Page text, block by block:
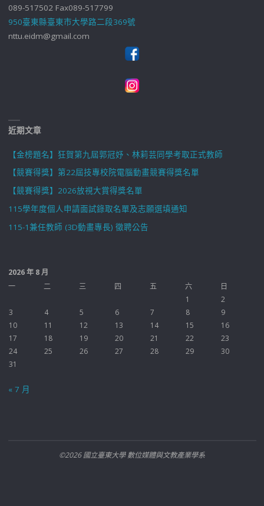
089-517502 Fax089-517799
950臺東縣臺東市大學路二段369號
nttu.eidm@gmail.com
近期文章
【金榜題名】狂賀第九屆郭冠妤、林莉芸同學考取正式教師
【競賽得獎】第22屆技專校院電腦動畫競賽得獎名單
【競賽得獎】2026放視大賞得獎名單
115學年度個人申請面試錄取名單及志願選填通知
115-1兼任教師 (3D動畫專長) 徵聘公告
2026 年 8 月
一
二 三 四 五 六
日
1
2
3
4 5 6 7 8
9
10
11 12 13 14 15
16
17
18 19 20 21 22
23
24
25 26 27 28 29
30
31
« 7 月
©2026 國立臺東大學 數位媒體與文教產業學系